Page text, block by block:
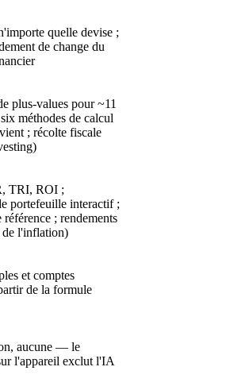
quelle devise ;
de change du
plus-values pour ~11
méthodes de calcul
; récolte fiscale
TRI, ROI ;
portefeuille interactif ;
référence ; rendements
de l'inflation)
et comptes
de la formule
aucune — le
l'appareil exclut l'IA